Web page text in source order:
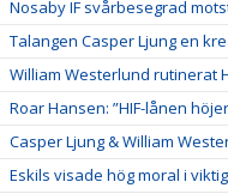
Nosaby IF svårbesegrad
Talangen Casper Ljung en
William Westerlund rutinerat
Roar Hansen: ”HIF-lånen
Casper Ljung & William
Eskils visade hög moral i